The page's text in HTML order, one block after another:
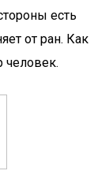
есть
от ран. Как
человек.